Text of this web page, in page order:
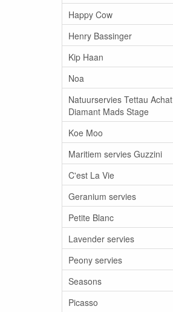
Happy Cow
Henry Bassinger
Kip Haan
Noa
Natuurservies Tettau Achat
Diamant Mads Stage
Koe Moo
Maritiem servies Guzzini
C'est La Vie
Geranium servies
Petite Blanc
Lavender servies
Peony servies
Seasons
Picasso